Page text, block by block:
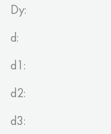
Dy:
d:
d1:
d2:
d3: